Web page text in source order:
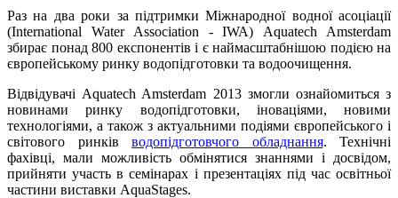
Раз на два роки за підтримки Міжнародної водної асоціації
(International Water Association - IWA) Aquatech Amsterdam
збирає понад 800 експонентів і є наймасштабнішою подією на
європейському ринку водопідготовки та водоочищення.
Відвідувачі Aquatech Amsterdam 2013 змогли ознайомиться з
новинами ринку водопідготовки, іноваціями, новими
технологіями, а також з актуальними подіями європейського і
світового ринків водопідготовчого обладнання. Технічні
фахівці, мали можливість обмінятися знаннями і досвідом,
прийняти участь в семінарах і презентаціях під час освітньої
частини виставки AquaStages.